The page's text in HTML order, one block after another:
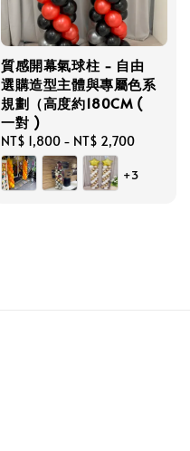
質感開幕氣球柱 - 自由
選購造型主體與專屬色系
規劃（高度約180CM (
一對 )
Regular
price
NT$ 1,800 - NT$ 2,700
+3